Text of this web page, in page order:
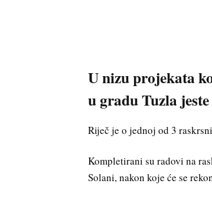
U nizu projekata
u gradu Tuzla
Riječ je o jednoj od 3
Kompletirani su radovi na
Solani, nakon koje će se